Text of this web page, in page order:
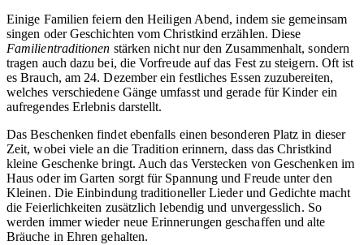
Einige Familien feiern den Heiligen Abend, indem sie gemeinsam
singen oder Geschichten vom Christkind erzählen. Diese
Familientraditionen stärken nicht nur den Zusammenhalt, sondern
tragen auch dazu bei, die Vorfreude auf das Fest zu steigern. Oft ist
es Brauch, am 24. Dezember ein festliches Essen zuzubereiten,
welches verschiedene Gänge umfasst und gerade für Kinder ein
aufregendes Erlebnis darstellt.
Das Beschenken findet ebenfalls einen besonderen Platz in dieser
Zeit, wobei viele an die Tradition erinnern, dass das Christkind
kleine Geschenke bringt. Auch das Verstecken von Geschenken im
Haus oder im Garten sorgt für Spannung und Freude unter den
Kleinen. Die Einbindung traditioneller Lieder und Gedichte macht
die Feierlichkeiten zusätzlich lebendig und unvergesslich. So
werden immer wieder neue Erinnerungen geschaffen und alte
Bräuche in Ehren gehalten.